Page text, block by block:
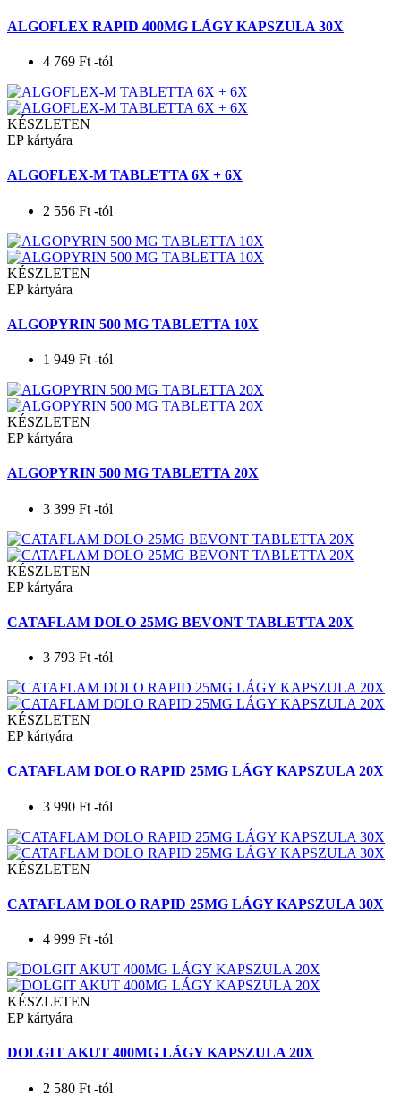
ALGOFLEX RAPID 400MG LÁGY KAPSZULA 30X
4 769 Ft -tól
KÉSZLETEN
EP kártyára
ALGOFLEX-M TABLETTA 6X + 6X
2 556 Ft -tól
KÉSZLETEN
EP kártyára
ALGOPYRIN 500 MG TABLETTA 10X
1 949 Ft -tól
KÉSZLETEN
EP kártyára
ALGOPYRIN 500 MG TABLETTA 20X
3 399 Ft -tól
KÉSZLETEN
EP kártyára
CATAFLAM DOLO 25MG BEVONT TABLETTA 20X
3 793 Ft -tól
KÉSZLETEN
EP kártyára
CATAFLAM DOLO RAPID 25MG LÁGY KAPSZULA 20X
3 990 Ft -tól
KÉSZLETEN
CATAFLAM DOLO RAPID 25MG LÁGY KAPSZULA 30X
4 999 Ft -tól
KÉSZLETEN
EP kártyára
DOLGIT AKUT 400MG LÁGY KAPSZULA 20X
2 580 Ft -tól